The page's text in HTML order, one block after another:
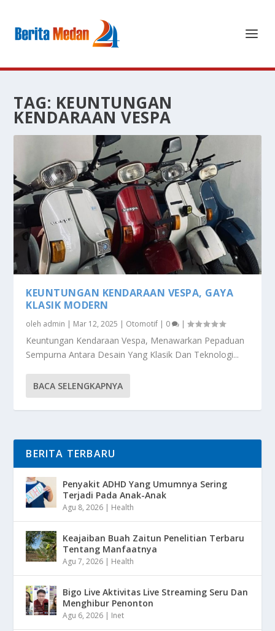
TAG: KEUNTUNGAN
KENDARAAN VESPA
KEUNTUNGAN KENDARAAN VESPA, GAYA
KLASIK MODERN
oleh admin | Mar 12, 2025 | Otomotif | 0 |
Keuntungan Kendaraan Vespa, Menawarkan Pepaduan
Sempurna Antara Desain Yang Klasik Dan Teknologi...
BACA SELENGKAPNYA
BERITA TERBARU
Penyakit ADHD Yang Umumnya Sering
Terjadi Pada Anak-Anak
Agu 8, 2026 | Health
Keajaiban Buah Zaitun Penelitian Terbaru
Tentang Manfaatnya
Agu 7, 2026 | Health
Bigo Live Aktivitas Live Streaming Seru Dan
Menghibur Penonton
Agu 6, 2026 | Inet